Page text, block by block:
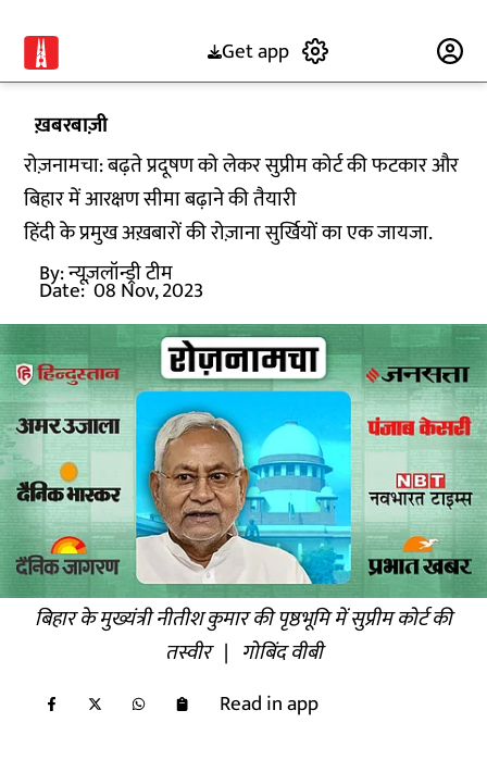
Get app
ख़बरबाज़ी
रोज़नामचा: बढ़ते प्रदूषण को लेकर सुप्रीम कोर्ट की फटकार और
बिहार में आरक्षण सीमा बढ़ाने की तैयारी
हिंदी के प्रमुख अख़बारों की रोज़ाना सुर्खियों का एक जायजा.
By:न्यूज़लॉन्ड्री टीम
Date: 08 Nov, 2023
बिहार के मुख्यंत्री नीतीश कुमार की पृष्ठभूमि में सुप्रीम कोर्ट की
तस्वीर | गोबिंद वीबी
Read in app